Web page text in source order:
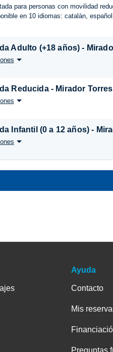
para personas con movilidad
en 10 idiomas: catalán,
Adulto (+18 años) -
Reducida - Mirador
Infantil (0 a 12 años) -
Ayuda
Contacto
Mis
Preguntas